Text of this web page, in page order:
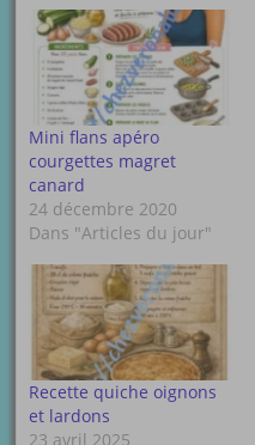
Mini flans apéro
courgettes magret
canard
24 décembre 2020
Dans "Articles du jour"
Recette quiche oignons
et lardons
23 avril 2025